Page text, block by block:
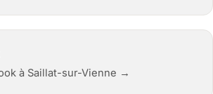
à Saillat-sur-Vienne →